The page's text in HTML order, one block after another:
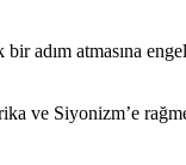
adım atmasına
ve Siyonizm’e